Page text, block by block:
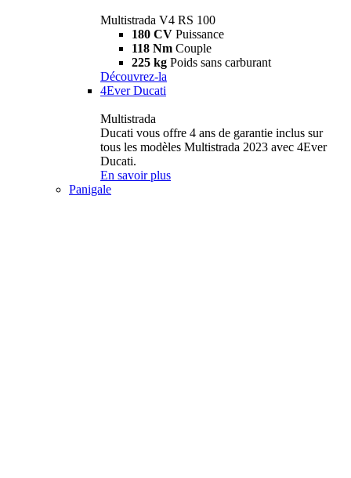
Multistrada V4 RS 100
180 CV Puissance
118 Nm Couple
225 kg Poids sans carburant
Découvrez-la
4Ever Ducati
Multistrada
Ducati vous offre 4 ans de garantie inclus sur
tous les modèles Multistrada 2023 avec 4Ever
Ducati.
En savoir plus
Panigale